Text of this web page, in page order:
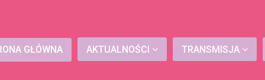
GŁÓWNA AKTUALNOŚCI TRANSMISJA